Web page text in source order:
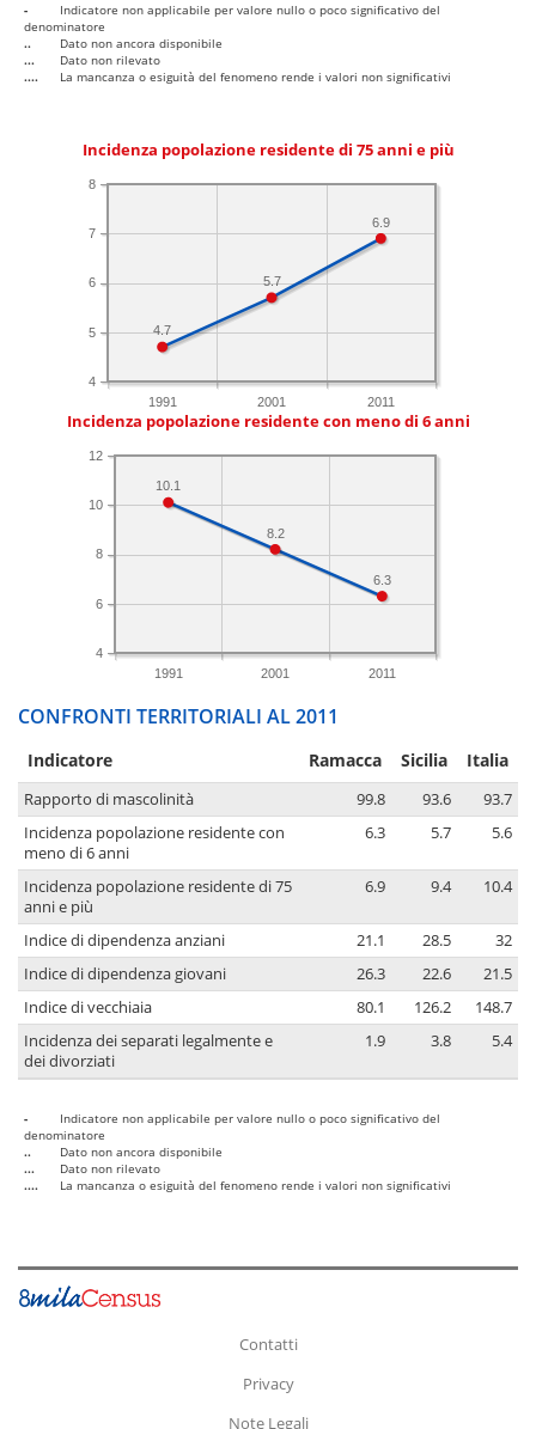
-
Indicatore non applicabile per valore nullo o poco significativo del
denominatore
..
Dato non ancora disponibile
...
Dato non rilevato
....
La mancanza o esiguità del fenomeno rende i valori non significativi
Incidenza popolazione residente di 75 anni e più
1991 2001 2011
4
5
6
7
8
6.9
5.7
4.7
Incidenza popolazione residente con meno di 6 anni
1991 2001 2011
4
6
8
10
12
6.3
8.2
10.1
CONFRONTI TERRITORIALI AL 2011
Indicatore Ramacca Sicilia Italia
Rapporto di mascolinità 99.8 93.6
93.7
Incidenza popolazione residente con
meno di 6 anni
6.3 5.7 5.6
Incidenza popolazione residente di 75
anni e più
6.9 9.4 10.4
Indice di dipendenza anziani 21.1 28.5
32
Indice di dipendenza giovani
26.3 22.6
21.5
Indice di vecchiaia
80.1 126.2
148.7
Incidenza dei separati legalmente e
dei divorziati
1.9 3.8 5.4
-
Indicatore non applicabile per valore nullo o poco significativo del
denominatore
..
Dato non ancora disponibile
...
Dato non rilevato
....
La mancanza o esiguità del fenomeno rende i valori non significativi
Contatti
Privacy
Note Legali